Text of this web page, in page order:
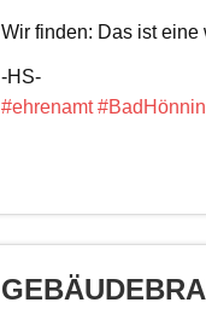
Wir finden: Das ist eine
-HS-
#ehrenamt